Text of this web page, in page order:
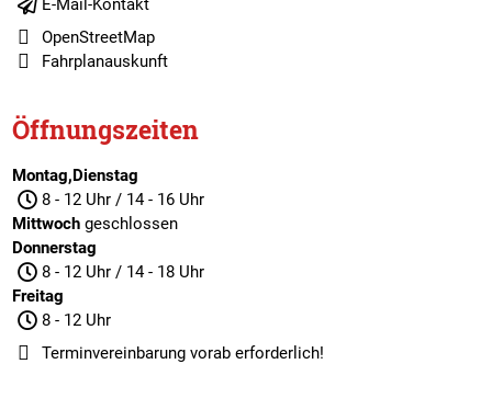
E-Mail-Kontakt
OpenStreetMap
Fahrplanauskunft
Öffnungszeiten
Montag,Dienstag
8 - 12 Uhr / 14 - 16 Uhr
Mittwochgeschlossen
Donnerstag
8 - 12 Uhr / 14 - 18 Uhr
Freitag
8 - 12 Uhr
Terminvereinbarungvorab erforderlich!